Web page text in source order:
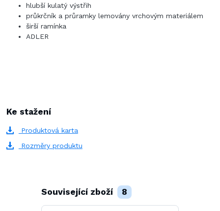
hlubší kulatý výstřih
průkrčník a průramky lemovány vrchovým materiálem
širší ramínka
ADLER
Ke stažení
Produktová karta
Rozměry produktu
Související zboží 8